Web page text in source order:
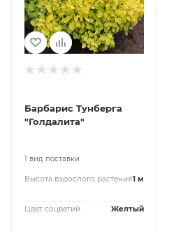
Барбарис Тунберга
"Голдалита"
1 вид поставки
Высота взрослого растения1 м
Цвет соцветий Желтый